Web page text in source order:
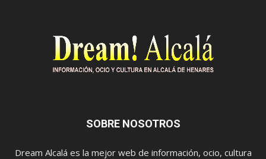
SOBRE NOSOTROS
Dream Alcalá es la mejor web de información, ocio, cultura